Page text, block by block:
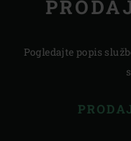
Pogledajte popis